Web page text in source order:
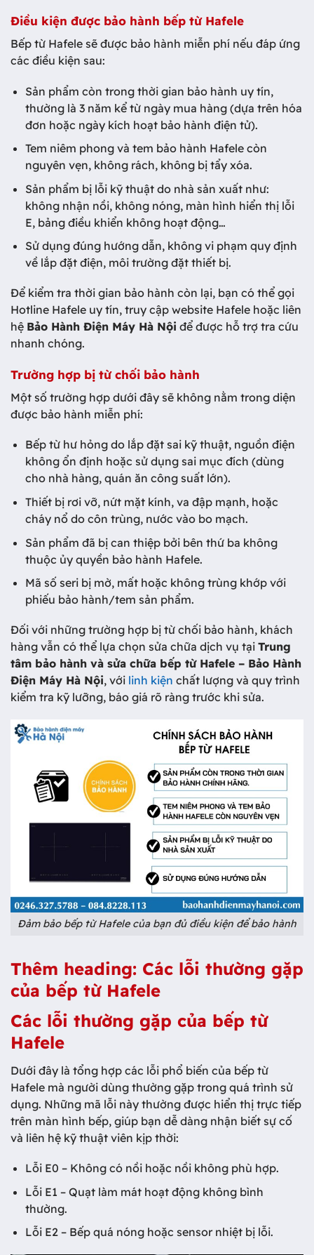
Điều kiện được bảo hành bếp từ Hafele
Bếp từ Hafele sẽ được bảo hành miễn phí nếu đáp ứng
các điều kiện sau:
Sản phẩm còn trong thời gian bảo hành uy tín,
thường là 3 năm kể từ ngày mua hàng (dựa trên hóa
đơn hoặc ngày kích hoạt bảo hành điện tử).
Tem niêm phong và tem bảo hành Hafele còn
nguyên vẹn, không rách, không bị tẩy xóa.
Sản phẩm bị lỗi kỹ thuật do nhà sản xuất như:
không nhận nồi, không nóng, màn hình hiển thị lỗi
E, bảng điều khiển không hoạt động…
Sử dụng đúng hướng dẫn, không vi phạm quy định
về lắp đặt điện, môi trường đặt thiết bị.
Để kiểm tra thời gian bảo hành còn lại, bạn có thể gọi
Hotline Hafele uy tín, truy cập website Hafele hoặc liên
hệ Bảo Hành Điện Máy Hà Nội để được hỗ trợ tra cứu
nhanh chóng.
Trường hợp bị từ chối bảo hành
Một số trường hợp dưới đây sẽ không nằm trong diện
được bảo hành miễn phí:
Bếp từ hư hỏng do lắp đặt sai kỹ thuật, nguồn điện
không ổn định hoặc sử dụng sai mục đích (dùng
cho nhà hàng, quán ăn công suất lớn).
Thiết bị rơi vỡ, nứt mặt kính, va đập mạnh, hoặc
cháy nổ do côn trùng, nước vào bo mạch.
Sản phẩm đã bị can thiệp bởi bên thứ ba không
thuộc ủy quyền bảo hành Hafele.
Mã số seri bị mờ, mất hoặc không trùng khớp với
phiếu bảo hành/tem sản phẩm.
Đối với những trường hợp bị từ chối bảo hành, khách
hàng vẫn có thể lựa chọn sửa chữa dịch vụ tại Trung
tâm bảo hành và sửa chữa bếp từ Hafele – Bảo Hành
Điện Máy Hà Nội, với linh kiện chất lượng và quy trình
kiểm tra kỹ lưỡng, báo giá rõ ràng trước khi sửa.
Đảm bảo bếp từ Hafele của bạn đủ điều kiện để bảo hành
Thêm heading: Các lỗi thường gặp
của bếp từ Hafele
Các lỗi thường gặp của bếp từ
Hafele
Dưới đây là tổng hợp các lỗi phổ biến của bếp từ
Hafele mà người dùng thường gặp trong quá trình sử
dụng. Những mã lỗi này thường được hiển thị trực tiếp
trên màn hình bếp, giúp bạn dễ dàng nhận biết sự cố
và liên hệ kỹ thuật viên kịp thời:
Lỗi E0 – Không có nồi hoặc nồi không phù hợp.
Lỗi E1 – Quạt làm mát hoạt động không bình
thường.
Lỗi E2 – Bếp quá nóng hoặc sensor nhiệt bị lỗi.